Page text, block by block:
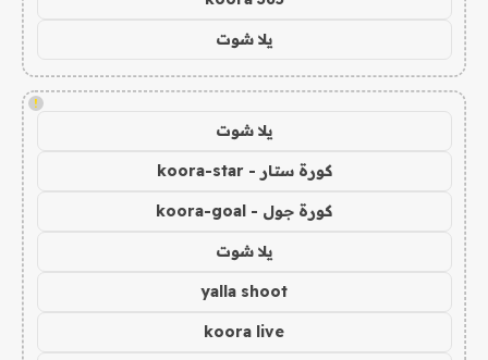
يلا شوت
!
يلا شوت
كورة ستار - koora-star
كورة جول - koora-goal
يلا شوت
yalla shoot
koora live